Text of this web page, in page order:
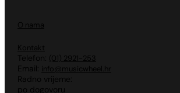
O nama
Kontakt
Telefon: (01) 2921-253
Email: info@musicwheel.hr
Radno vrijeme:
po dogovoru